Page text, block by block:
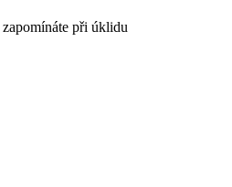
při úklidu